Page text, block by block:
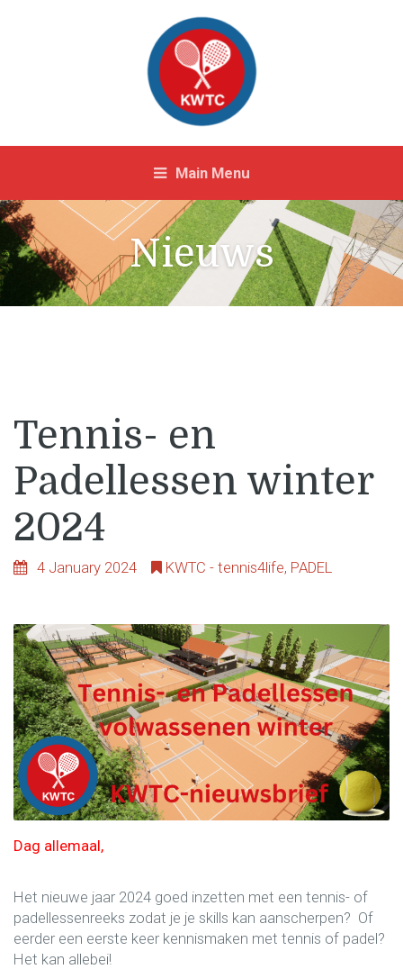
Main Menu
Nieuws
Tennis- en
Padellessen winter
2024
4 January 2024 KWTC - tennis4life, PADEL
Dag allemaal,
Het nieuwe jaar 2024 goed inzetten met een tennis- of
padellessenreeks zodat je je skills kan aanscherpen? Of
eerder een eerste keer kennismaken met tennis of padel?
Het kan allebei!